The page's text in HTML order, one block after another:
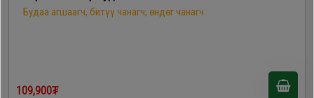
Будаа агшаагч, битүү чанагч, өндөг чанагч
109,900₮